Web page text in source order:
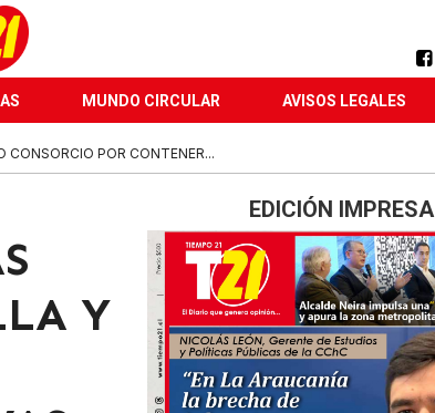
MUNDO CIRCULAR AVISOS LEGALES
CONSORCIO POR CONTENER...
Y
EDICIÓN IMPRESA